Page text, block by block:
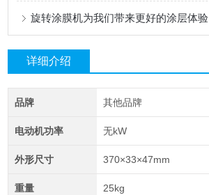
旋转涂膜机为我们带来更好的涂层体验
详细介绍
品牌 其他品牌
电动机功率 无kW
外形尺寸 370×33×47mm
重量 25kg